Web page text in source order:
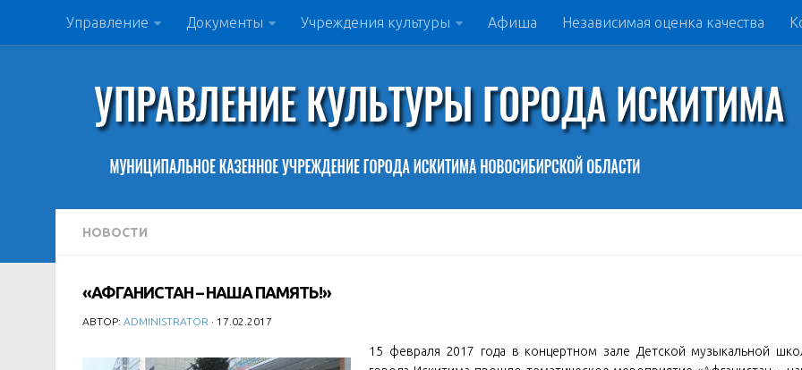
Управление Документы Учреждения культуры Афиша Независимая оценка качества
НОВОСТИ
«АФГАНИСТАН – НАША ПАМЯТЬ!»
АВТОР: ADMINISTRATOR · 17.02.2017
15 февраля 2017 года в концертном зале Детской музыкальной